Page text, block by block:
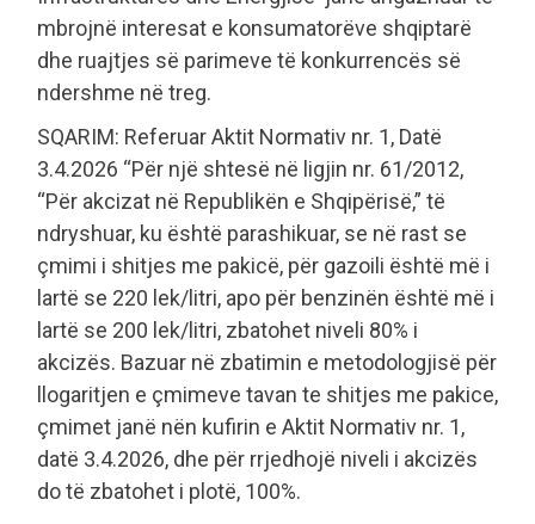
mbrojnë interesat e konsumatorëve shqiptarë
dhe ruajtjes së parimeve të konkurrencës së
ndershme në treg.
SQARIM: Referuar Aktit Normativ nr. 1, Datë
3.4.2026 “Për një shtesë në ligjin nr. 61/2012,
“Për akcizat në Republikën e Shqipërisë,” të
ndryshuar, ku është parashikuar, se në rast se
çmimi i shitjes me pakicë, për gazoili është më i
lartë se 220 lek/litri, apo për benzinën është më i
lartë se 200 lek/litri, zbatohet niveli 80% i
akcizës. Bazuar në zbatimin e metodologjisë për
llogaritjen e çmimeve tavan te shitjes me pakice,
çmimet janë nën kufirin e Aktit Normativ nr. 1,
datë 3.4.2026, dhe për rrjedhojë niveli i akcizës
do të zbatohet i plotë, 100%.